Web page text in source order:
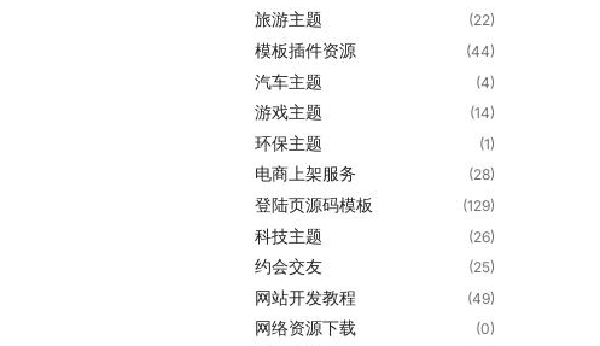
旅游主题 (22)
模板插件资源 (44)
汽车主题 (4)
游戏主题 (14)
环保主题 (1)
电商上架服务 (28)
登陆页源码模板 (129)
科技主题 (26)
约会交友 (25)
网站开发教程 (49)
网络资源下载 (0)